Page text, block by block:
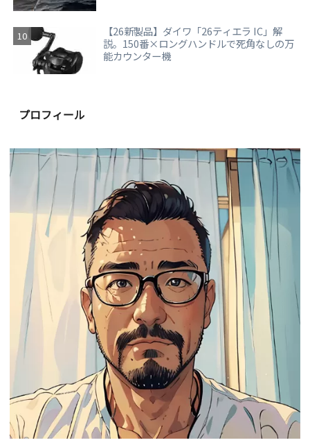
【26新製品】ダイワ「26ティエラ IC」解
説。150番×ロングハンドルで死角なしの万
能カウンター機
プロフィール